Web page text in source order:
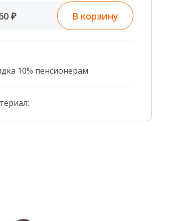
качества
₽ В корзину
10% пенсионерам